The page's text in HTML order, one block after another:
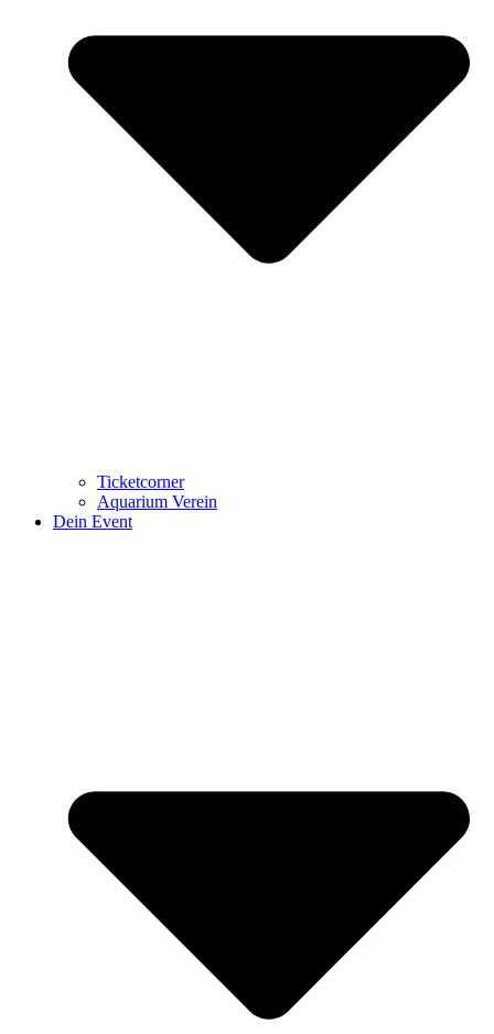
Ticketcorner
Aquarium Verein
Dein Event